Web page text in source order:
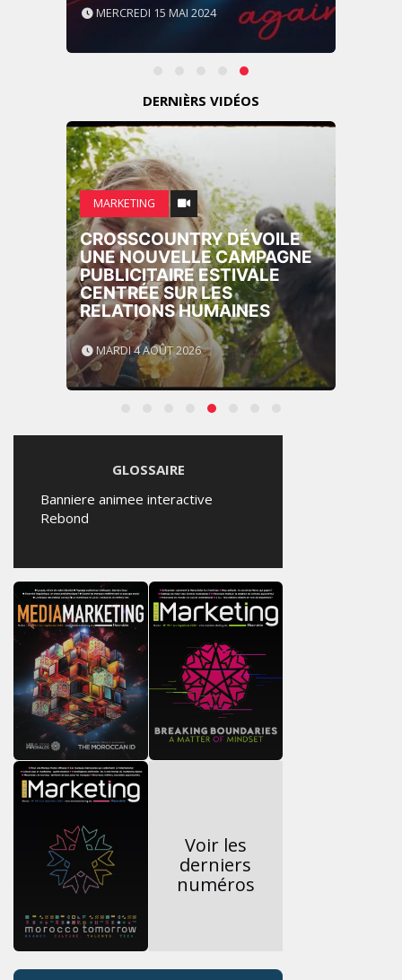
MERCREDI 15 MAI 2024
DERNIÈRS VIDÉOS
MARKETING
CROSSCOUNTRY DÉVOILE
UNE NOUVELLE CAMPAGNE
PUBLICITAIRE ESTIVALE
CENTRÉE SUR LES
RELATIONS HUMAINES
MARDI 4 AOÛT 2026
GLOSSAIRE
Banniere animee interactive
Rebond
Voir les
derniers
numéros